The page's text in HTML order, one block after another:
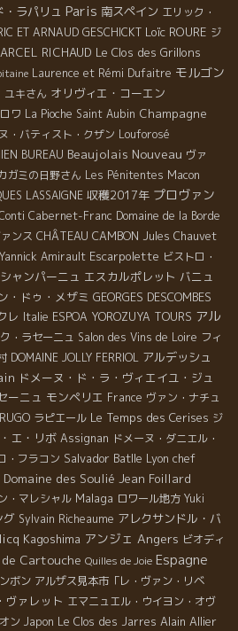
・ラパリュ Paris 南スペイン エリック・
ET ARNAUD GESCHICKT Loïc ROURE ジ
RICHAUD Le Clos des Grillons
Laurence et Rémi Dufaitre モルゴン
ユキさん オリヴィエ・コーエン
ワ La Pioche Saint Aubin Champagne
・バティスト・クザン Louforosé
BUREAU Beaujolais Nouveau ヴァ
ガミの日野さん Les Pénitentes Macon
LASSAIGNE 収穫2017年 プロヴァン
Cabernet-Franc Domaine de la Borde
ンス CHÂTEAU CAMBON Jules Chauvet
Yannick Amirault Escarpolette ビストロ・
シャンパーニュ エスカルポレット バニュ
・ドゥ・メザミ GEORGES DESCOMBES
レ Italie ESPOA YOROZUYA TOURS アル
・ラセーニュ Salon des Vins de Loire フィ
DOMAINE JOLLY FERRIOL アルデッシュ
ドメーヌ・ド・ラ・ヴィエイユ・ジュ
ーニュ モンペリエ France ヴァン・ナチュ
ラピエール Le Temps des Cerises ジ
エ・リボ Assignan ドメーヌ・ダニエル・
・フラコン Salvador Batlle Lyon chef
Domaine des Soulié Jean Foillard
・マレシャル Malaga ロワール地方 Yuki
グ Sylvain Richeaume アレクサンドル・バ
Kagoshima アンジェ Angers ビオディ
Cartouche Quilles de Joie Espagne
ボン アルザス見本市「レ・ヴァン・リベ
ヴァレット エマニュエル・ウイヨン・オヴ
ン Japon Le Clos des Jarres Alain Allier